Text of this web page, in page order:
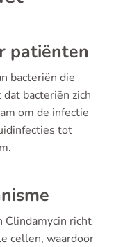
patiënten
bacteriën die
bacteriën zich
om de infectie
tot
Clindamycin richt
cellen, waardoor